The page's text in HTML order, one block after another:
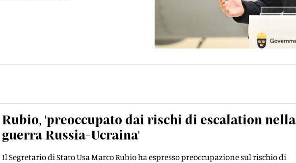
Rubio, 'preoccupato dai rischi di escalation nella
guerra Russia-Ucraina'
Il Segretario di Stato Usa Marco Rubio ha espresso preoccupazione sul rischio di